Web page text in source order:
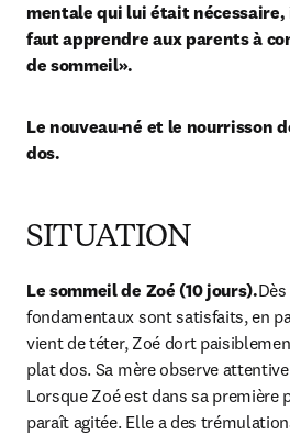
mentale qui lui était nécessaire,
faut apprendre aux parents à
de sommeil».
Le nouveau-né et le nourrisson
dos.
SITUATION
Le sommeil de Zoé (10 jours).
fondamentaux sont satisfaits, en
vient de téter, Zoé dort
plat dos. Sa mère observe
Lorsque Zoé est dans sa première
paraît agitée. Elle a des